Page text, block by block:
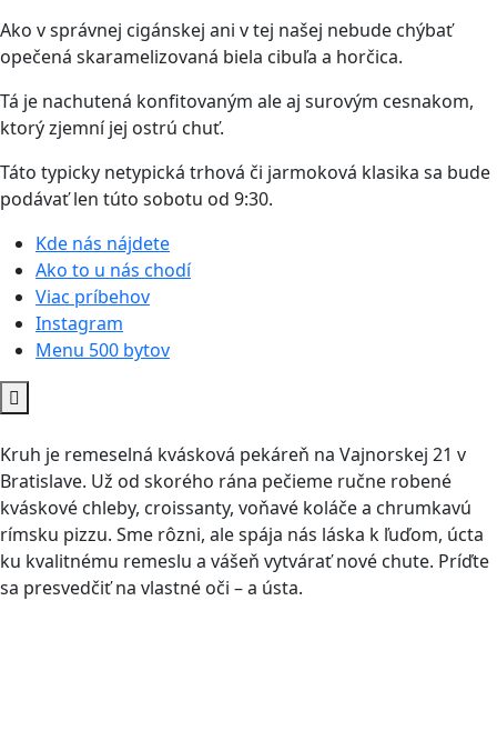
Ako v správnej cigánskej ani v tej našej nebude chýbať
opečená skaramelizovaná biela cibuľa a horčica.
Tá je nachutená konfitovaným ale aj surovým cesnakom,
ktorý zjemní jej ostrú chuť.
Táto typicky netypická trhová či jarmoková klasika sa bude
podávať len túto sobotu od 9:30.
Kde nás nájdete
Ako to u nás chodí
Viac príbehov
Instagram
Menu 500 bytov
Kruh je remeselná kvásková pekáreň na Vajnorskej 21 v
Bratislave. Už od skorého rána pečieme ručne robené
kváskové chleby, croissanty, voňavé koláče a chrumkavú
rímsku pizzu. Sme rôzni, ale spája nás láska k ľuďom, úcta
ku kvalitnému remeslu a vášeň vytvárať nové chute. Príďte
sa presvedčiť na vlastné oči –a ústa.